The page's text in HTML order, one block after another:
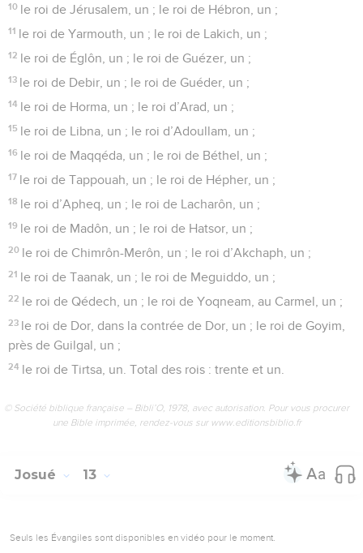
10 le roi de Jérusalem, un ; le roi de Hébron, un ;
11 le roi de Yarmouth, un ; le roi de Lakich, un ;
12 le roi de Églôn, un ; le roi de Guézer, un ;
13 le roi de Debir, un ; le roi de Guéder, un ;
14 le roi de Horma, un ; le roi d’Arad, un ;
15 le roi de Libna, un ; le roi d’Adoullam, un ;
16 le roi de Maqqéda, un ; le roi de Béthel, un ;
17 le roi de Tappouah, un ; le roi de Hépher, un ;
18 le roi d’Apheq, un ; le roi de Lacharôn, un ;
19 le roi de Madôn, un ; le roi de Hatsor, un ;
20 le roi de Chimrôn-Merôn, un ; le roi d’Akchaph, un ;
21 le roi de Taanak, un ; le roi de Meguiddo, un ;
22 le roi de Qédech, un ; le roi de Yoqneam, au Carmel, un ;
23 le roi de Dor, dans la contrée de Dor, un ; le roi de Goyim,
près de Guilgal, un ;
24 le roi de Tirtsa, un. Total des rois : trente et un.
© Société biblique française – Bibli’O, 1978, avec autorisation. Pour vous procurer
une Bible imprimée, rendez-vous sur www.editionsbiblio.fr
Josué 13
Seuls les Évangiles sont disponibles en vidéo pour le moment.